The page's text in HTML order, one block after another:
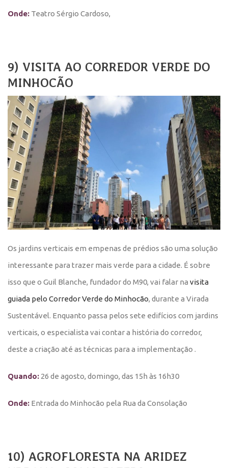
Onde: Teatro Sérgio Cardoso,
9) VISITA AO CORREDOR VERDE DO
MINHOCÃO
Os jardins verticais em empenas de prédios são uma solução
interessante para trazer mais verde para a cidade. É sobre
isso que o Guil Blanche, fundador do M90, vai falar na visita
guiada pelo Corredor Verde do Minhocão, durante a Virada
Sustentável. Enquanto passa pelos sete edifícios com jardins
verticais, o especialista vai contar a história do corredor,
deste a criação até as técnicas para a implementação .
Quando: 26 de agosto, domingo, das 15h às 16h30
Onde: Entrada do Minhocão pela Rua da Consolação
10) AGROFLORESTA NA ARIDEZ